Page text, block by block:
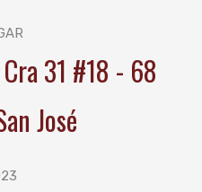
31 #18 - 68
José